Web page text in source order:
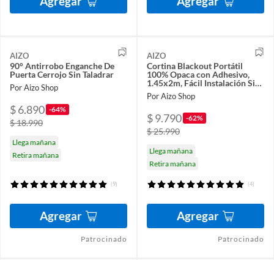
AIZO
90° Antirrobo Enganche De
Puerta Cerrojo Sin Taladrar
Por Aizo Shop
$ 6.890 -64%
$ 18.990
Llega mañana
Retira mañana
(9)
Agregar
Patrocinado
AIZO
Cortina Blackout Portátil
100% Opaca con Adhesivo,
1.45x2m, Fácil Instalación Sin
Taladros
Por Aizo Shop
$ 9.790 -62%
$ 25.990
Llega mañana
Retira mañana
(4)
Agregar
Patrocinado